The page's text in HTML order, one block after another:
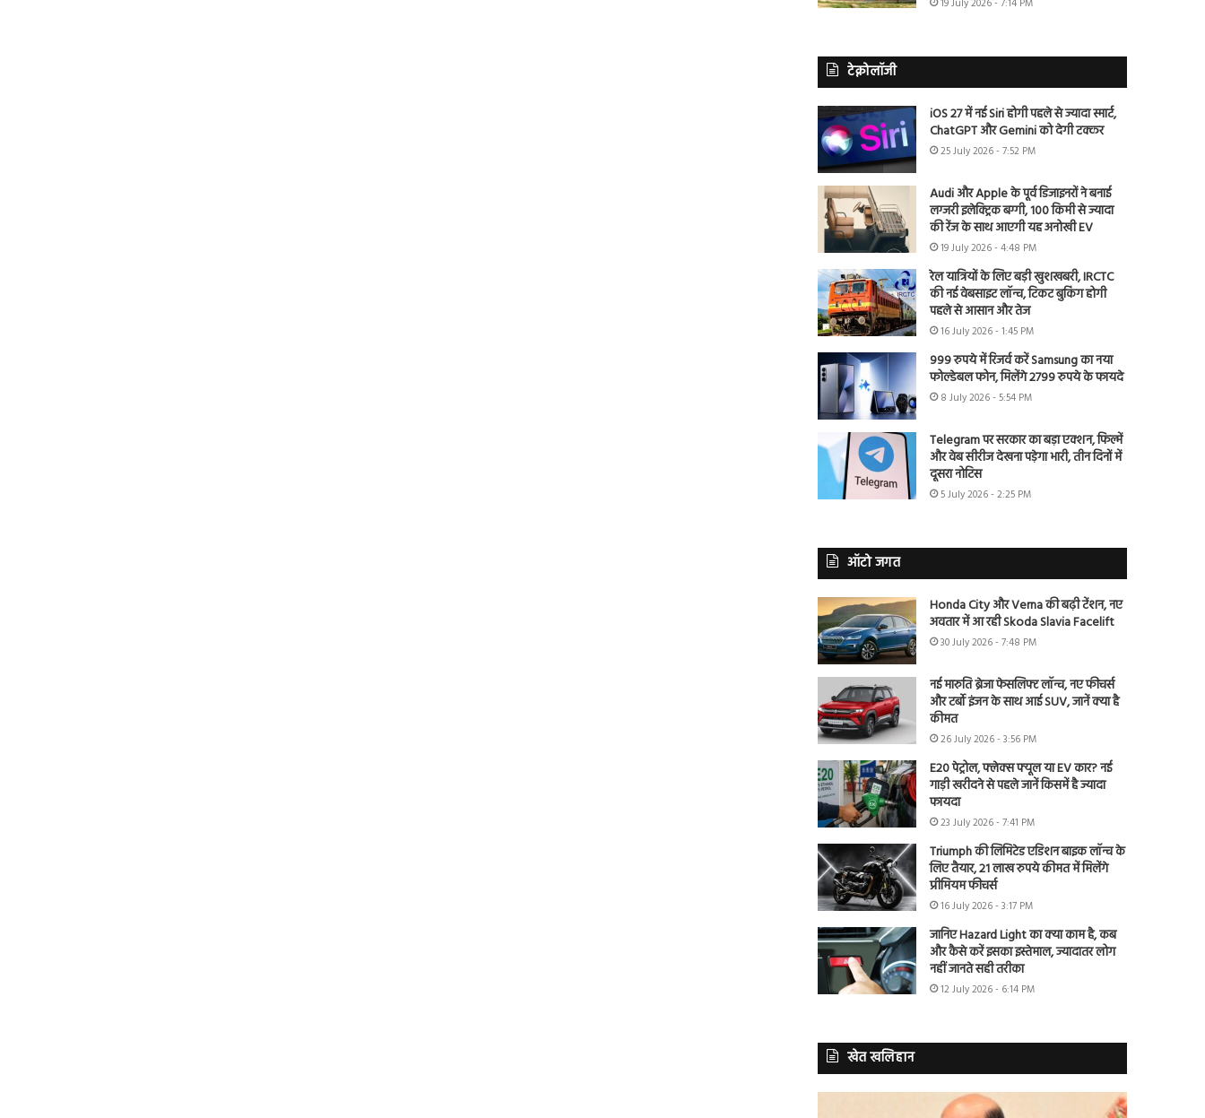
19 July 2026 - 7:14 PM
टेक्नोलॉजी
iOS 27 में नई Siri होगी पहले से ज्यादा स्मार्ट,
ChatGPT और Gemini को देगी टक्कर
25 July 2026 - 7:52 PM
Audi और Apple के पूर्व डिजाइनरों ने बनाई
लग्जरी इलेक्ट्रिक बग्गी, 100 किमी से ज्यादा
की रेंज के साथ आएगी यह अनोखी EV
19 July 2026 - 4:48 PM
रेल यात्रियों के लिए बड़ी खुशखबरी, IRCTC
की नई वेबसाइट लॉन्च, टिकट बुकिंग होगी
पहले से आसान और तेज
16 July 2026 - 1:45 PM
999 रुपये में रिजर्व करें Samsung का नया
फोल्डेबल फोन, मिलेंगे 2799 रुपये के फायदे
8 July 2026 - 5:54 PM
Telegram पर सरकार का बड़ा एक्शन, फिल्में
और वेब सीरीज देखना पड़ेगा भारी, तीन दिनों में
दूसरा नोटिस
5 July 2026 - 2:25 PM
ऑटो जगत
Honda City और Verna की बढ़ी टेंशन, नए
अवतार में आ रही Skoda Slavia Facelift
30 July 2026 - 7:48 PM
नई मारुति ब्रेजा फेसलिफ्ट लॉन्च, नए फीचर्स
और टर्बो इंजन के साथ आई SUV, जानें क्या है
कीमत
26 July 2026 - 3:56 PM
E20 पेट्रोल, फ्लेक्स फ्यूल या EV कार? नई
गाड़ी खरीदने से पहले जानें किसमें है ज्यादा
फायदा
23 July 2026 - 7:41 PM
Triumph की लिमिटेड एडिशन बाइक लॉन्च के
लिए तैयार, 21 लाख रुपये कीमत में मिलेंगे
प्रीमियम फीचर्स
16 July 2026 - 3:17 PM
जानिए Hazard Light का क्या काम है, कब
और कैसे करें इसका इस्तेमाल, ज्यादातर लोग
नहीं जानते सही तरीका
12 July 2026 - 6:14 PM
खेत खलिहान